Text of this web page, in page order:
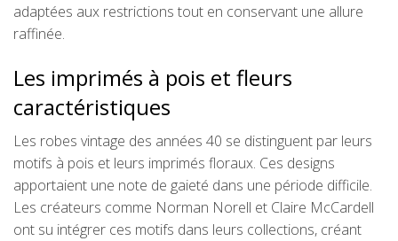
adaptées aux restrictions tout en conservant une allure
raffinée.
Les imprimés à pois et fleurs
caractéristiques
Les robes vintage des années 40 se distinguent par leurs
motifs à pois et leurs imprimés floraux. Ces designs
apportaient une note de gaieté dans une période difficile.
Les créateurs comme Norman Norell et Claire McCardell
ont su intégrer ces motifs dans leurs collections, créant